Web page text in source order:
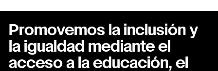
Promovemos la inclusión y
la igualdad mediante el
acceso a la educación, el